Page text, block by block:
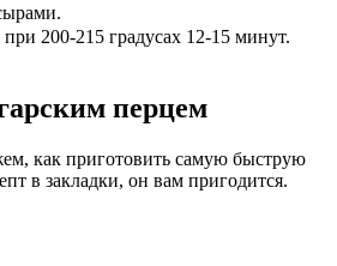
при 200-215 градусах 12-15 минут.
перцем
как приготовить самую быструю
в закладки, он вам пригодится.